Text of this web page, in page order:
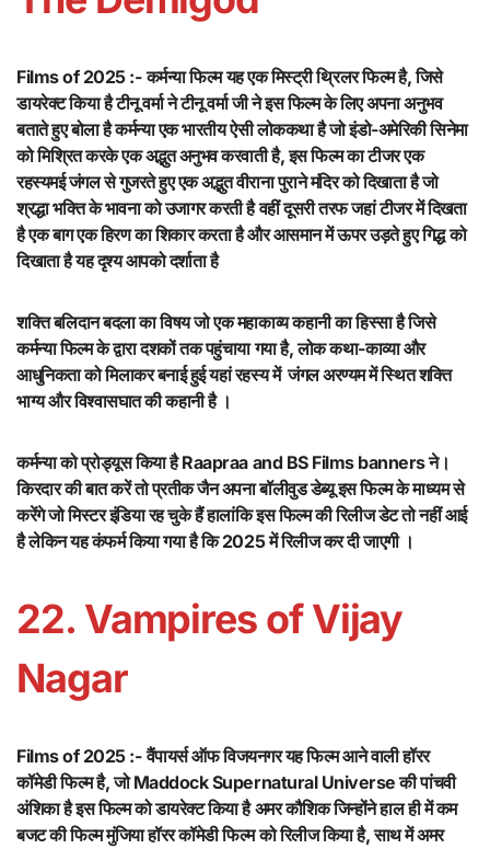
Films of 2025 :- कर्मन्या फिल्म यह एक मिस्ट्री थ्रिलर फिल्म है, जिसे
डायरेक्ट किया है टीनू वर्मा ने टीनू वर्मा जी ने इस फिल्म के लिए अपना अनुभव
बताते हुए बोला है कर्मन्या एक भारतीय ऐसी लोककथा है जो इंडो-अमेरिकी सिनेमा
को मिश्रित करके एक अद्भुत अनुभव करवाती है, इस फिल्म का टीजर एक
रहस्यमई जंगल से गुजरते हुए एक अद्भुत वीराना पुराने मंदिर को दिखाता है जो
श्रद्धा भक्ति के भावना को उजागर करती है वहीं दूसरी तरफ जहां टीजर में दिखता
है एक बाग एक हिरण का शिकार करता है और आसमान में ऊपर उड़ते हुए गिद्ध को
दिखाता है यह दृश्य आपको दर्शाता है
शक्ति बलिदान बदला का विषय जो एक महाकाव्य कहानी का हिस्सा है जिसे
कर्मन्या फिल्म के द्वारा दशकों तक पहुंचाया गया है, लोक कथा-काव्या और
आधुनिकता को मिलाकर बनाई हुई यहां रहस्य में जंगल अरण्यम में स्थित शक्ति
भाग्य और विश्वासघात की कहानी है ।
कर्मन्या को प्रोड्यूस किया है Raapraa and BS Films banners ने।
किरदार की बात करें तो प्रतीक जैन अपना बॉलीवुड डेब्यू इस फिल्म के माध्यम से
करेंगे जो मिस्टर इंडिया रह चुके हैं हालांकि इस फिल्म की रिलीज डेट तो नहीं आई
है लेकिन यह कंफर्म किया गया है कि 2025 में रिलीज कर दी जाएगी ।
22. Vampires of Vijay
Nagar
Films of 2025 :- वैंपायर्स ऑफ विजयनगर यह फिल्म आने वाली हॉरर
कॉमेडी फिल्म है, जो Maddock Supernatural Universe की पांचवी
अंशिका है इस फिल्म को डायरेक्ट किया है अमर कौशिक जिन्होंने हाल ही में कम
बजट की फिल्म मुंजिया हॉरर कॉमेडी फिल्म को रिलीज किया है, साथ में अमर